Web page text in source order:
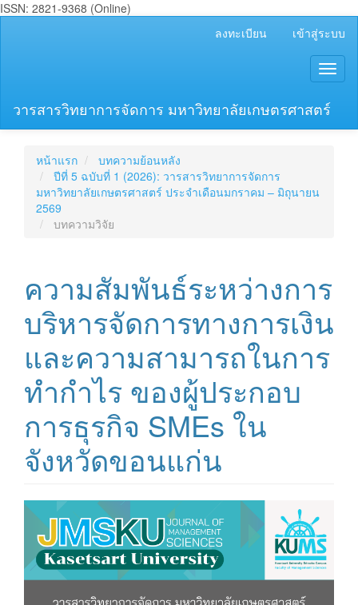
ISSN: 2821-9368 (Online)
##plugins.themes.bootstrap3.accessible_menu.main_content##
##plugins.themes.bootstrap3.accessible_menu.sidebar##
ลงทะเบียน เข้าสู่ระบบ
วารสารวิทยาการจัดการ มหาวิทยาลัยเกษตรศาสตร์
หน้าแรก
บทความย้อนหลัง
ปีที่ 5 ฉบับที่ 1 (2026): วารสารวิทยาการจัดการ
มหาวิทยาลัยเกษตรศาสตร์ ประจำเดือนมกราคม – มิถุนายน
2569
บทความวิจัย
ความสัมพันธ์ระหว่างการ
บริหารจัดการทางการเงิน
และความสามารถในการ
ทำกำไร ของผู้ประกอบ
การธุรกิจ SMEs ใน
จังหวัดขอนแก่น